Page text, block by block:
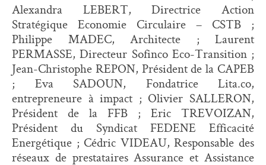
Alexandra LEBERT, Directrice Action
Stratégique Economie Circulaire – CSTB ;
Philippe MADEC, Architecte ; Laurent
PERMASSE, Directeur Sofinco Eco-Transition ;
Jean-Christophe REPON, Président de la CAPEB
; Eva SADOUN, Fondatrice Lita.co,
entrepreneure à impact ; Olivier SALLERON,
Président de la FFB ; Eric TREVOIZAN,
Président du Syndicat FEDENE Efficacité
Energétique ; Cédric VIDEAU, Responsable des
réseaux de prestataires Assurance et Assistance